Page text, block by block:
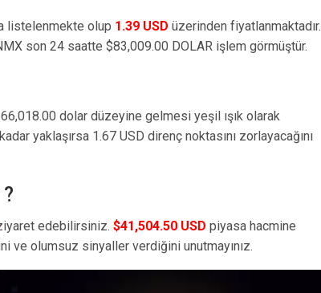
listelenmekte olup 1.39 USD üzerinden fiyatlanmaktadır.
son 24 saatte $83,009.00 DOLAR işlem görmüştür.
dolar düzeyine gelmesi yeşil ışık olarak
yaklaşırsa 1.67 USD direnç noktasını zorlayacağını
edebilirsiniz. $41,504.50 USD piyasa hacmine
ve olumsuz sinyaller verdiğini unutmayınız.